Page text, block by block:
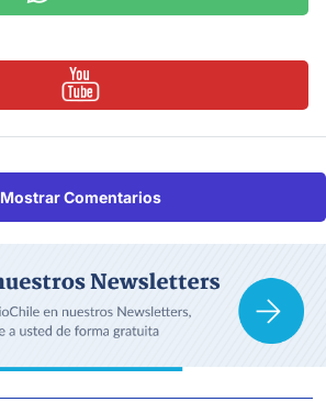
Mostrar Comentarios